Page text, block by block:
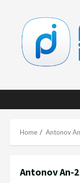
content
Home Antonov
Antonov An-